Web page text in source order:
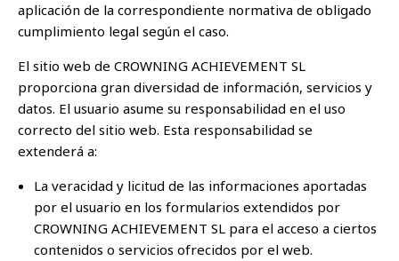
aplicación de la correspondiente normativa de obligado
cumplimiento legal según el caso.
El sitio web de CROWNING ACHIEVEMENT SL
proporciona gran diversidad de información, servicios y
datos. El usuario asume su responsabilidad en el uso
correcto del sitio web. Esta responsabilidad se
extenderá a:
La veracidad y licitud de las informaciones aportadas
por el usuario en los formularios extendidos por
CROWNING ACHIEVEMENT SL para el acceso a ciertos
contenidos o servicios ofrecidos por el web.